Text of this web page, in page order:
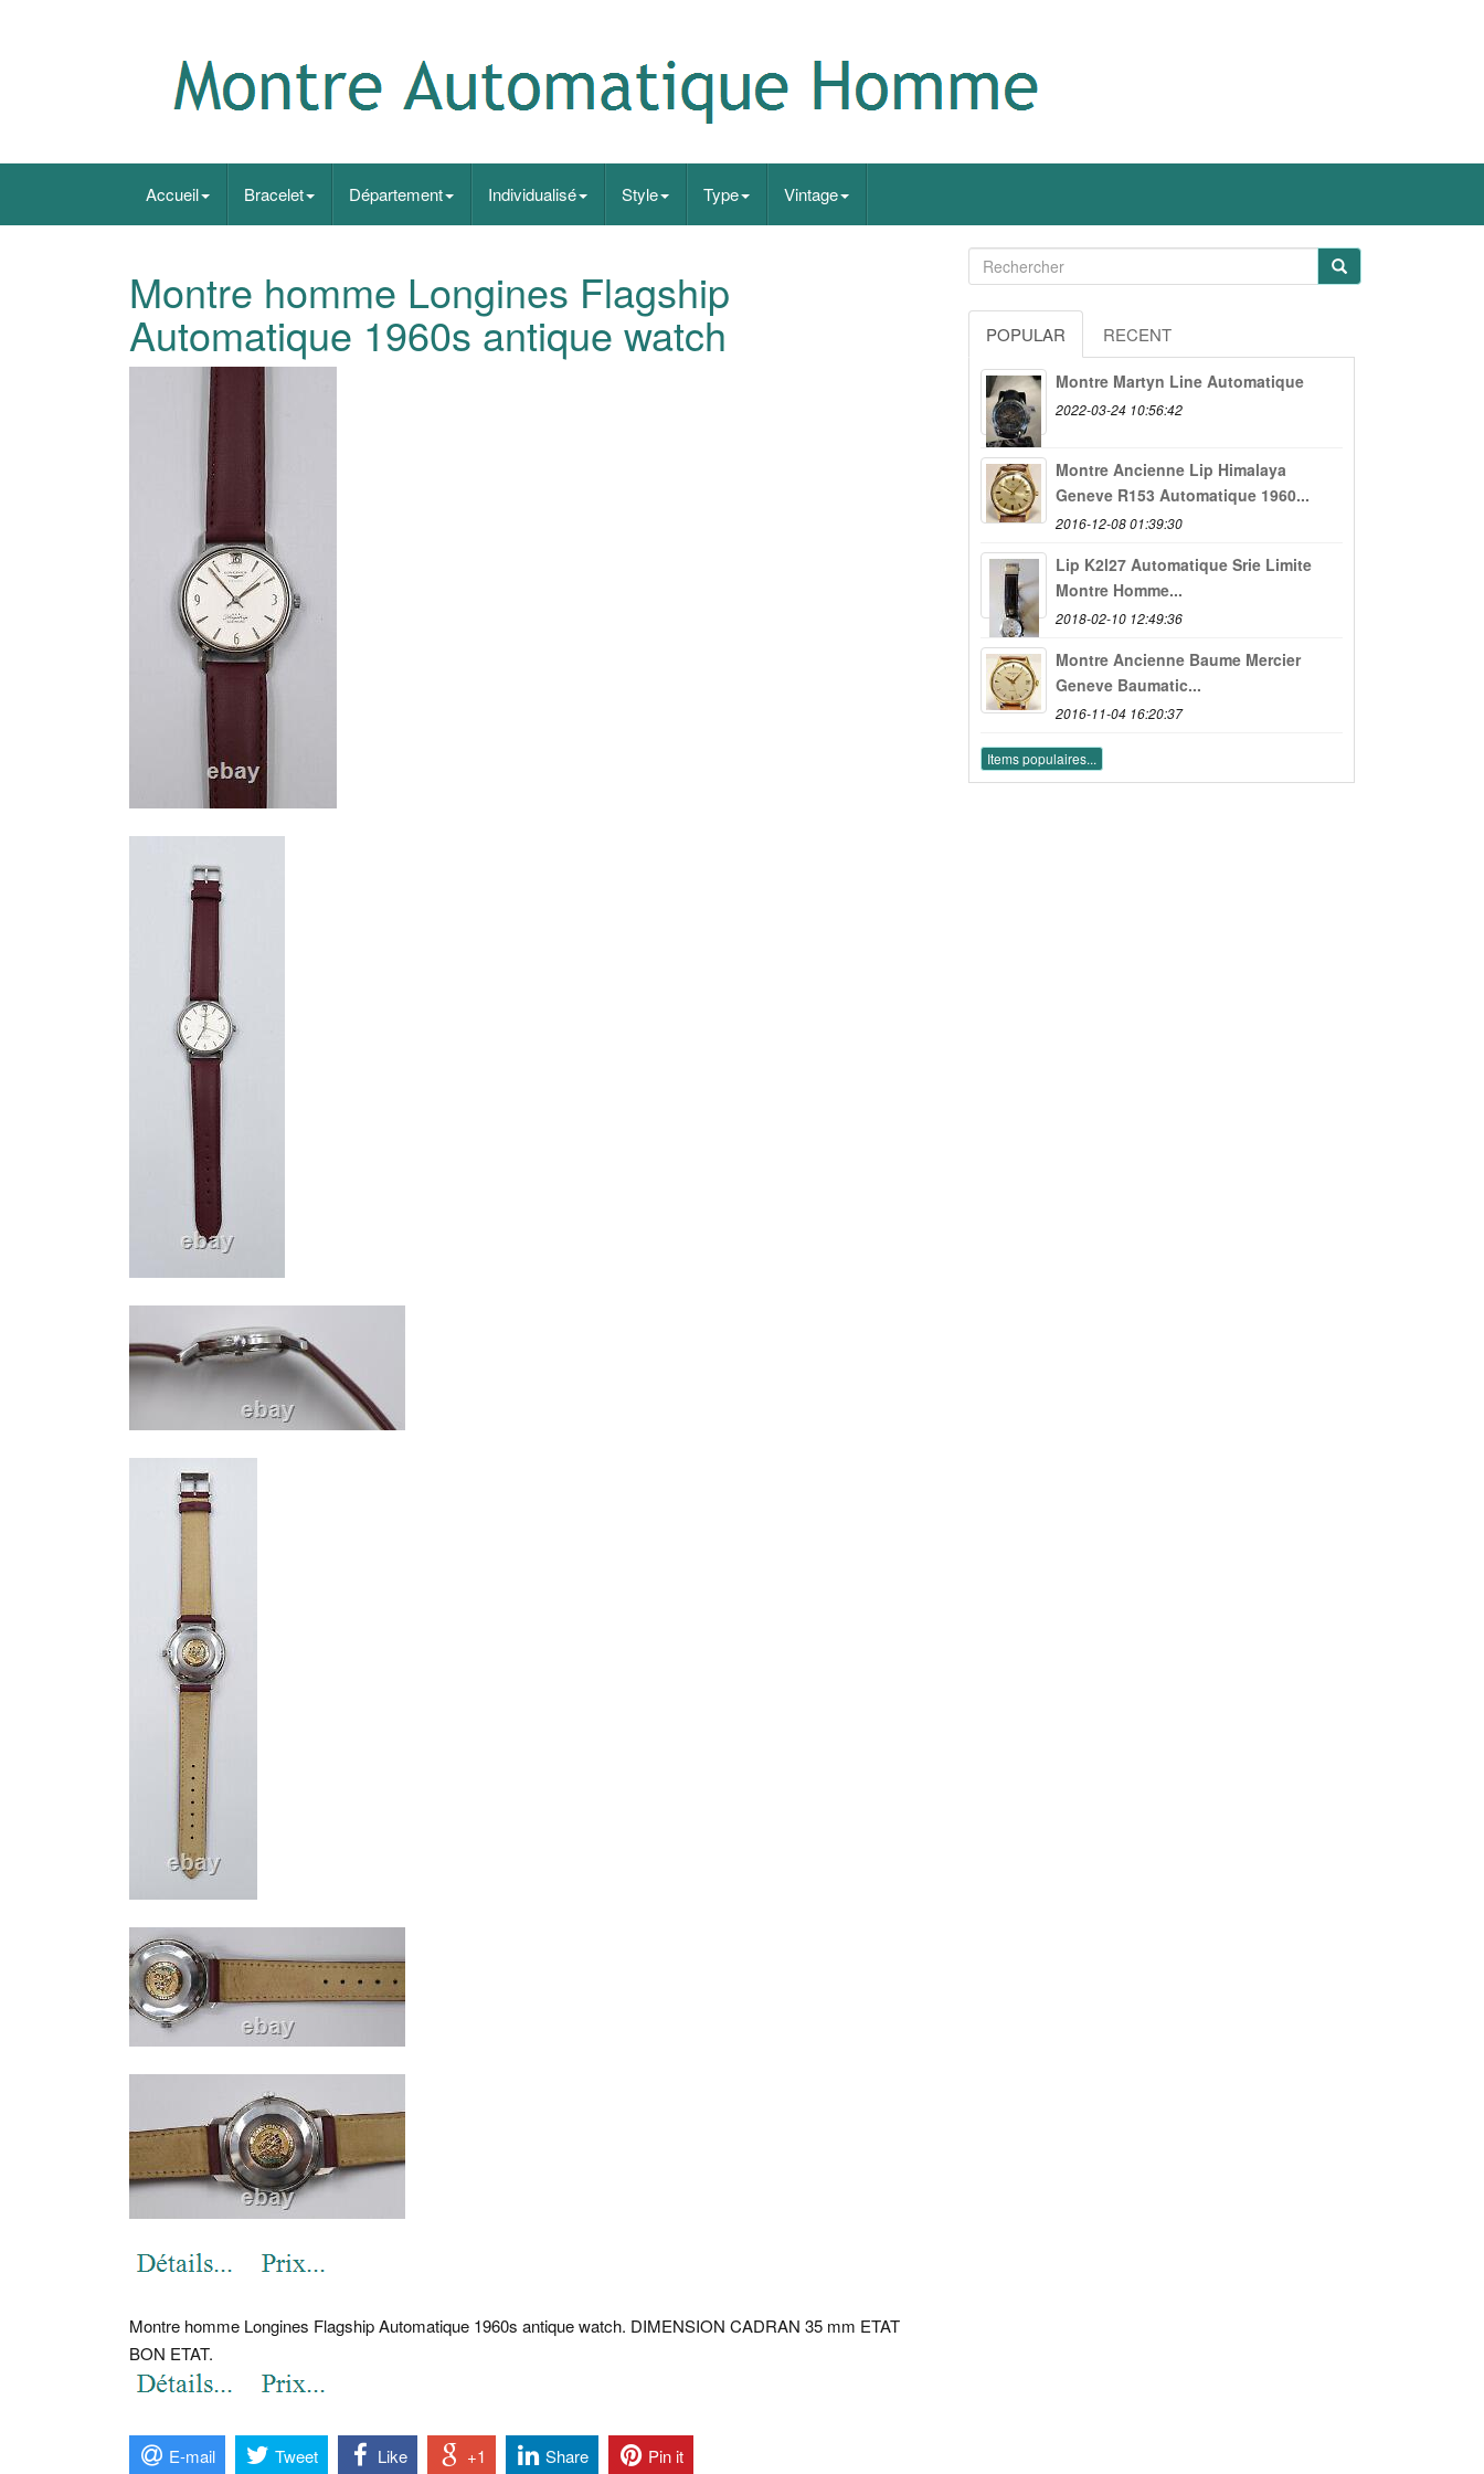
Accueil Bracelet Département Individualisé Style Type Vintage
Montre homme Longines Flagship
Automatique 1960s antique watch
Montre homme Longines Flagship Automatique 1960s antique watch. DIMENSION CADRAN 35 mm ETAT
BON ETAT.
POPULAR RECENT
Montre Martyn Line Automatique
2022-03-24 10:56:42
Montre Ancienne Lip Himalaya
Geneve R153 Automatique 1960...
2016-12-08 01:39:30
Lip K2l27 Automatique Srie Limite
Montre Homme...
2018-02-10 12:49:36
Montre Ancienne Baume Mercier
Geneve Baumatic...
2016-11-04 16:20:37
Items populaires...
E-mail Tweet Like +1 Share Pin it